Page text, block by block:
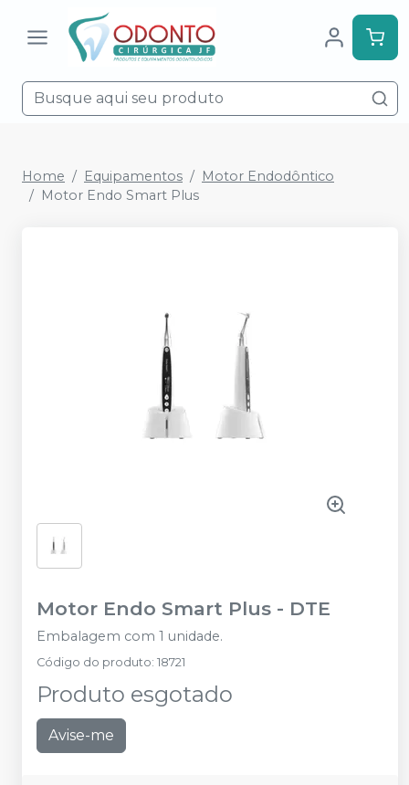
Home Equipamentos
Motor Endodôntico
Motor Endo Smart Plus
Motor Endo Smart Plus - DTE
Embalagem com 1 unidade.
Código do produto: 18721
Produto esgotado
Avise-me